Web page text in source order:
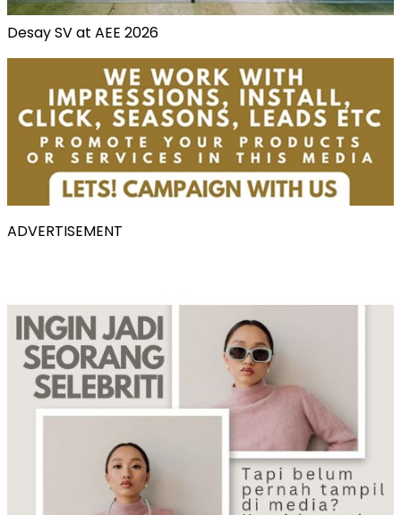
Desay SV at AEE 2026
ADVERTISEMENT